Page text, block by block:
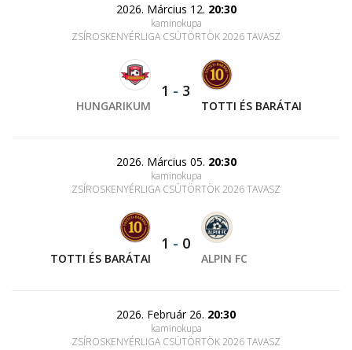
2026. Március 12. 20:30
kaminokupa
ZSÍROSKENYÉRLIGA CSÜTÖRTÖK 2026 TAVASZ
HUNGARIKUM
1 - 3
TOTTI ÉS BARÁTAI
2026. Március 05. 20:30
kaminokupa
ZSÍROSKENYÉRLIGA CSÜTÖRTÖK 2026 TAVASZ
TOTTI ÉS BARÁTAI
1 - 0
ALPIN FC
2026. Február 26. 20:30
kaminokupa
ZSÍROSKENYÉRLIGA CSÜTÖRTÖK 2026 TAVASZ